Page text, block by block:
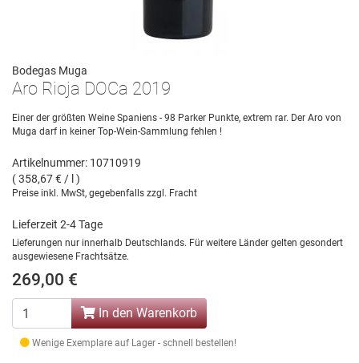
Bodegas Muga
Aro Rioja DOCa 2019
Einer der größten Weine Spaniens - 98 Parker Punkte, extrem rar. Der Aro von
Muga darf in keiner Top-Wein-Sammlung fehlen !
Artikelnummer: 10710919
( 358,67 € / l )
Preise inkl. MwSt, gegebenfalls zzgl. Fracht
Lieferzeit 2-4 Tage
Lieferungen nur innerhalb Deutschlands. Für weitere Länder gelten gesondert
ausgewiesene Frachtsätze.
269,00 €
In den Warenkorb
Wenige Exemplare auf Lager - schnell bestellen!